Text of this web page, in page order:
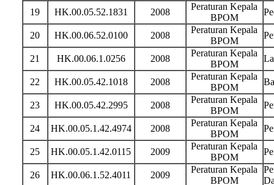
19 HK.00.05.52.1831 2008
Peraturan Kepala
BPOM
20 HK.00.06.52.0100 2008
Peraturan Kepala
BPOM
21 HK.00.06.1.0256 2008
Peraturan Kepala
BPOM
22 HK.00.05.42.1018 2008
Peraturan Kepala
BPOM
23 HK.00.05.42.2995 2008
Peraturan Kepala
BPOM
24 HK.00.05.1.42.4974 2008
Peraturan Kepala
BPOM
25 HK.00.05.1.42.0115 2009
Peraturan Kepala
BPOM
26 HK.00.06.1.52.4011 2009
Peraturan Kepala
BPOM